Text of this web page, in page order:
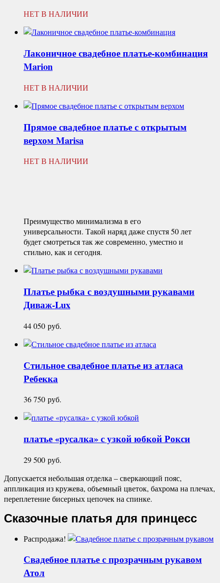
НЕТ В НАЛИЧИИ
Лаконичное свадебное платье-комбинация
Marion
НЕТ В НАЛИЧИИ
Прямое свадебное платье с открытым
верхомMarisa
НЕТ В НАЛИЧИИ
Преимущество минимализма в его
универсальности. Такой наряд даже спустя 50 лет
будет смотреться так же современно, уместно и
стильно, как и сегодня.
Платье рыбка с воздушными рукавами
Диваж-Lux
44 050 руб.
Стильное свадебное платье из атласа
Ребекка
36 750 руб.
платье «русалка» с узкой юбкойРокси
29 500 руб.
Допускается небольшая отделка – сверкающий пояс,
аппликация из кружева, объемный цветок, бахрома на плечах,
переплетение бисерных цепочек на спинке.
Сказочные платья для принцесс
Распродажа!
Свадебное платье с прозрачным рукавом
Атол